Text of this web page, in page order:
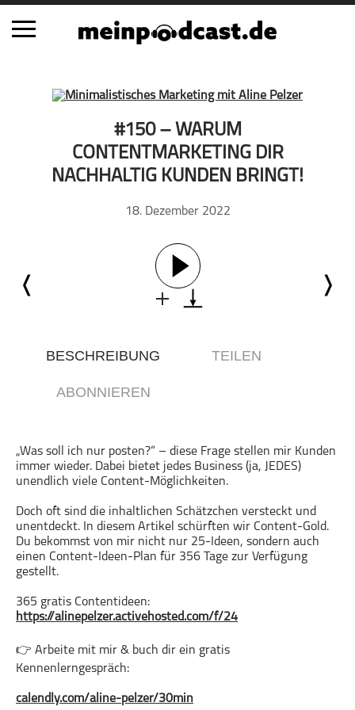
Automobil
Bildung
Fiktion
Gesellschaft
Gesundheit & Fitness
Heim & Garten
Hobbys & Interessen
Karriere
Kinder & Familie
Kunst & Unterhaltung
Nachrichten
Politik & Regierung
Recht, Regierung & Politik
Reisen
#150 – WARUM
CONTENTMARKETING DIR
NACHHALTIG KUNDEN BRINGT!
18. Dezember 2022
BESCHREIBUNG TEILEN
ABONNIEREN
„Was soll ich nur posten?“ – diese Frage stellen mir Kunden
immer wieder. Dabei bietet jedes Business (ja, JEDES)
unendlich viele Content-Möglichkeiten.
Doch oft sind die inhaltlichen Schätzchen versteckt und
unentdeckt. In diesem Artikel schürften wir Content-Gold.
Du bekommst von mir nicht nur 25-Ideen, sondern auch
einen Content-Ideen-Plan für 356 Tage zur Verfügung
gestellt.
365 gratis Contentideen:
https://alinepelzer.activehosted.com/f/24
👉 Arbeite mit mir & buch dir ein gratis
Kennenlerngespräch:
calendly.com/aline-pelzer/30min